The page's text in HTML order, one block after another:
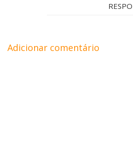
Adicionar comentário